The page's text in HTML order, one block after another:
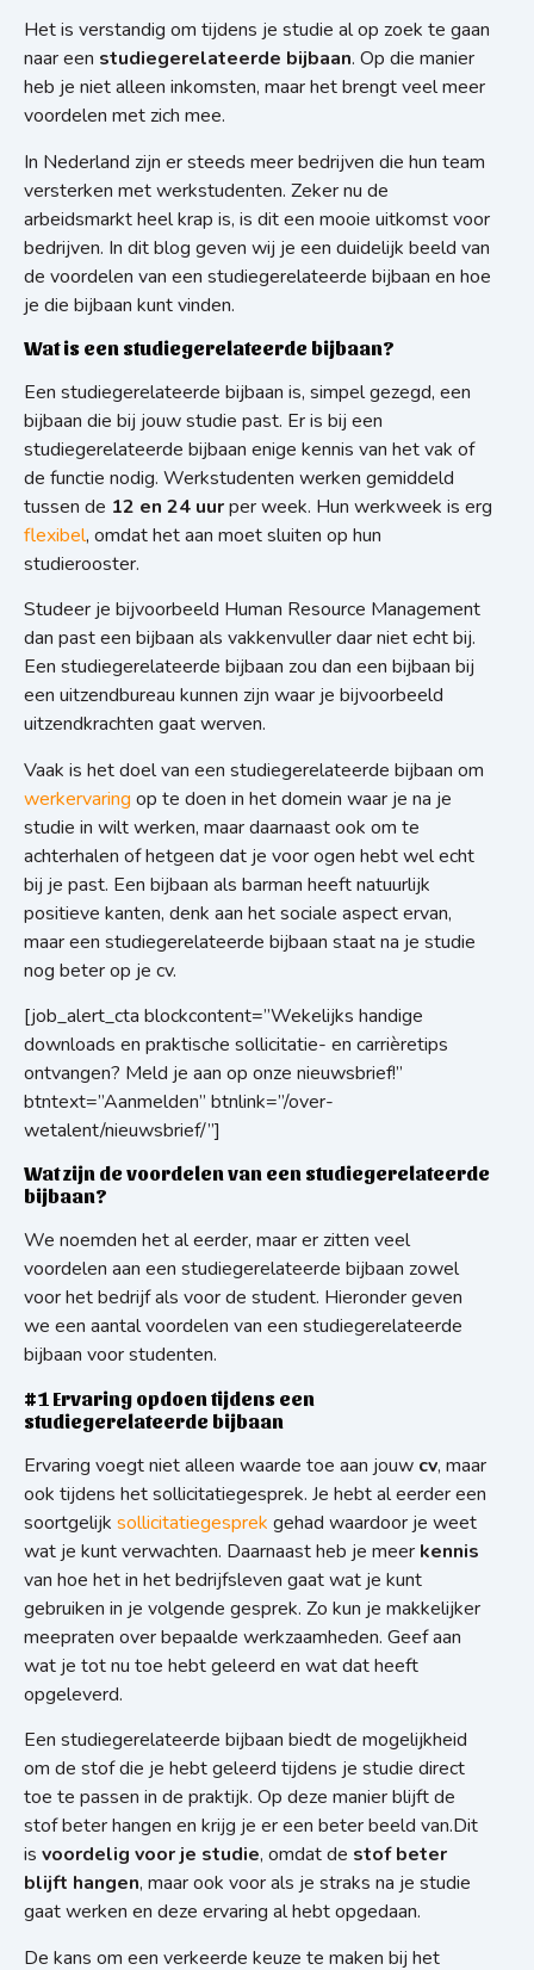
Het is verstandig om tijdens je studie al op zoek te gaan
naar een studiegerelateerde bijbaan. Op die manier
heb je niet alleen inkomsten, maar het brengt veel meer
voordelen met zich mee.
In Nederland zijn er steeds meer bedrijven die hun team
versterken met werkstudenten. Zeker nu de
arbeidsmarkt heel krap is, is dit een mooie uitkomst voor
bedrijven. In dit blog geven wij je een duidelijk beeld van
de voordelen van een studiegerelateerde bijbaan en hoe
je die bijbaan kunt vinden.
Wat is een studiegerelateerde bijbaan?
Een studiegerelateerde bijbaan is, simpel gezegd, een
bijbaan die bij jouw studie past. Er is bij een
studiegerelateerde bijbaan enige kennis van het vak of
de functie nodig. Werkstudenten werken gemiddeld
tussen de 12 en 24 uurper week. Hun werkweek is erg
flexibel, omdat het aan moet sluiten op hun
studierooster.
Studeer je bijvoorbeeld Human Resource Management
dan past een bijbaan als vakkenvuller daar niet echt bij.
Een studiegerelateerde bijbaan zou dan een bijbaan bij
een uitzendbureau kunnen zijn waar je bijvoorbeeld
uitzendkrachten gaat werven.
Vaak is het doel van een studiegerelateerde bijbaan om
werkervaring op te doen in het domein waar je na je
studie in wilt werken, maar daarnaast ook om te
achterhalen of hetgeen dat je voor ogen hebt wel echt
bij je past. Een bijbaan als barman heeft natuurlijk
positieve kanten, denk aan het sociale aspect ervan,
maar een studiegerelateerde bijbaan staat na je studie
nog beter op je cv.
[job_alert_cta blockcontent=”Wekelijks handige
downloads en praktische sollicitatie- en carrièretips
ontvangen? Meld je aan op onze nieuwsbrief!”
btntext=”Aanmelden” btnlink=”/over-
wetalent/nieuwsbrief/”]
Wat zijn de voordelen van een studiegerelateerde
bijbaan?
We noemden het al eerder, maar er zitten veel
voordelen aan een studiegerelateerde bijbaan zowel
voor het bedrijf als voor de student. Hieronder geven
we een aantal voordelen van een studiegerelateerde
bijbaan voor studenten.
#1 Ervaring opdoen tijdens een
studiegerelateerde bijbaan
Ervaring voegt niet alleen waarde toe aan jouw cv, maar
ook tijdens het sollicitatiegesprek. Je hebt al eerder een
soortgelijk sollicitatiegesprek gehad waardoor je weet
wat je kunt verwachten. Daarnaast heb je meer kennis
van hoe het in het bedrijfsleven gaat wat je kunt
gebruiken in je volgende gesprek. Zo kun je makkelijker
meepraten over bepaalde werkzaamheden. Geef aan
wat je tot nu toe hebt geleerd en wat dat heeft
opgeleverd.
Een studiegerelateerde bijbaan biedt de mogelijkheid
om de stof die je hebt geleerd tijdens je studie direct
toe te passen in de praktijk. Op deze manier blijft de
stof beter hangen en krijg je er een beter beeld van.Dit
is voordelig voor je studie, omdat de stof beter
blijft hangen, maar ook voor als je straks na je studie
gaat werken en deze ervaring al hebt opgedaan.
De kans om een verkeerde keuze te maken bij het